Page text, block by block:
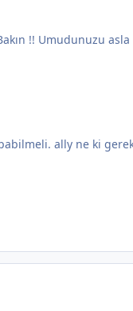
!! Umudunuzu
ally ne ki